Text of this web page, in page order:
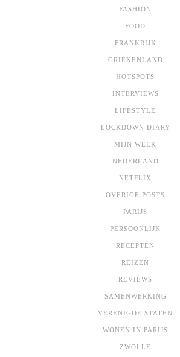
FASHION
FOOD
FRANKRIJK
GRIEKENLAND
HOTSPOTS
INTERVIEWS
LIFESTYLE
LOCKDOWN DIARY
MIJN WEEK
NEDERLAND
NETFLIX
OVERIGE POSTS
PARIJS
PERSOONLIJK
RECEPTEN
REIZEN
REVIEWS
SAMENWERKING
VERENIGDE STATEN
WONEN IN PARIJS
ZWOLLE